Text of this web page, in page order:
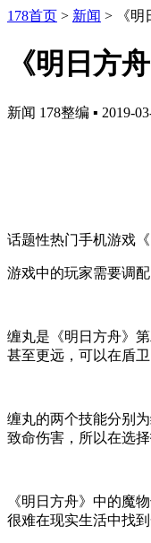
178首页 > 新闻 > 《
《明日方
新闻 178整编 ▪ 2019-
话题性热门手机游戏
游戏中的玩家需要调
缠丸是《明日方舟》
甚至更远，可以在盾
缠丸的两个技能分别
致命伤害，所以在选
《明日方舟》中的魔
很难在现实生活中找